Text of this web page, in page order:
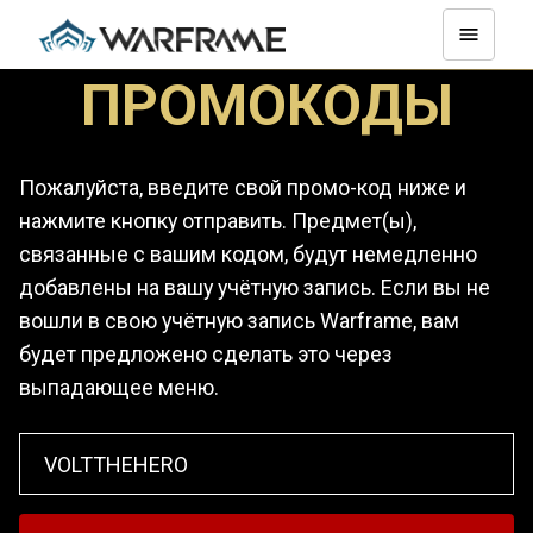
ПРОМОКОДЫ
Пожалуйста, введите свой промо-код ниже и
нажмите кнопку отправить. Предмет(ы),
связанные с вашим кодом, будут немедленно
добавлены на вашу учётную запись. Если вы не
вошли в свою учётную запись Warframe, вам
будет предложено сделать это через
выпадающее меню.